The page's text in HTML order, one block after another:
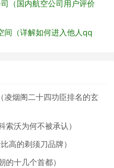
（国内航空公司用户评价
间（详解如何进入他人qq
凌烟阁二十四功臣排名的玄
索沃为何不被承认）
高的剃须刀品牌）
十几个首都）